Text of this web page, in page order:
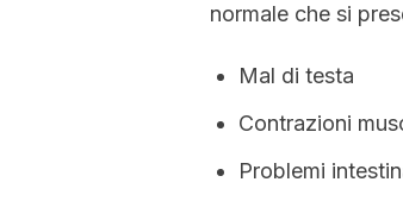
normale che si
Mal di testa
Contrazioni
Problemi